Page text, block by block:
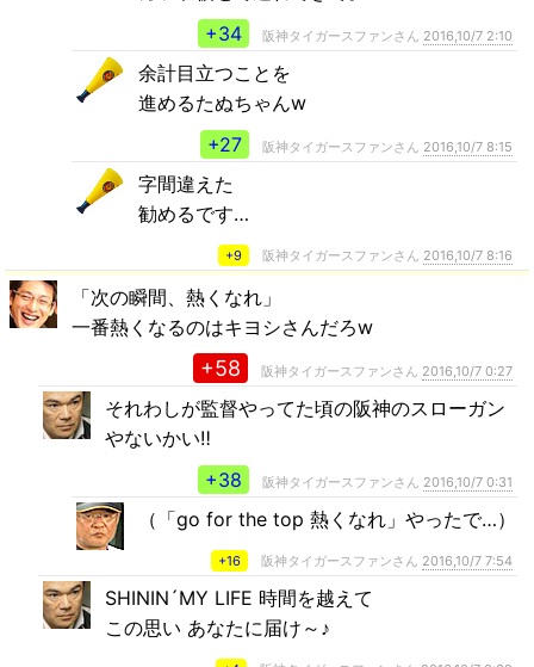
+34
阪神タイガースファンさん 2016,10/7 2:10
余計目立つことを
進めるたぬちゃんw
+27
阪神タイガースファンさん 2016,10/7 8:15
字間違えた
勧めるです…
+9 阪神タイガースファンさん 2016,10/7 8:16
「次の瞬間、熱くなれ」
一番熱くなるのはキヨシさんだろw
+58 阪神タイガースファンさん 2016,10/7 0:27
それわしが監督やってた頃の阪神のスローガン
やないかい‼
+38
阪神タイガースファンさん 2016,10/7 0:31
（「go for the top 熱くなれ」やったで…）
+16 阪神タイガースファンさん 2016,10/7 7:54
SHININ´MY LIFE 時間を越えて
この思い あなたに届け～♪